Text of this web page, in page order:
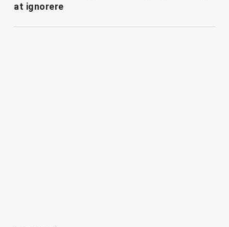
at ignorere